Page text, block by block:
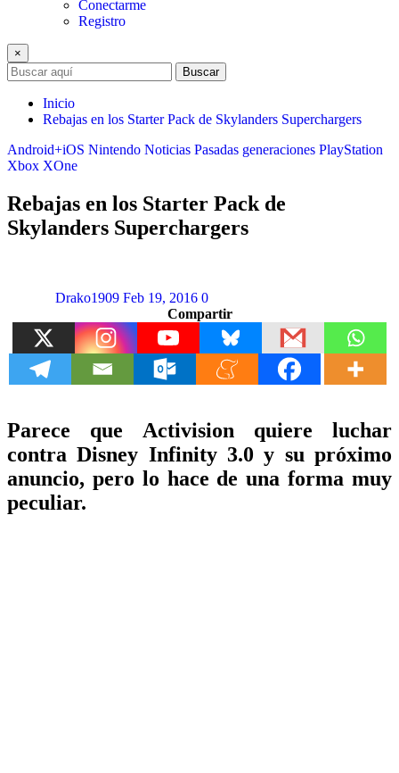
Conectarme
Registro
×
Buscar
Inicio
Rebajas en los Starter Pack de Skylanders Superchargers
Android+iOS Nintendo Noticias Pasadas generaciones PlayStation
Xbox XOne
Rebajas en los Starter Pack de
Skylanders Superchargers
Drako1909 Feb 19, 2016 0
Compartir
Parece que Activision quiere luchar
contra Disney Infinity 3.0 y su próximo
anuncio, pero lo hace de una forma muy
peculiar.